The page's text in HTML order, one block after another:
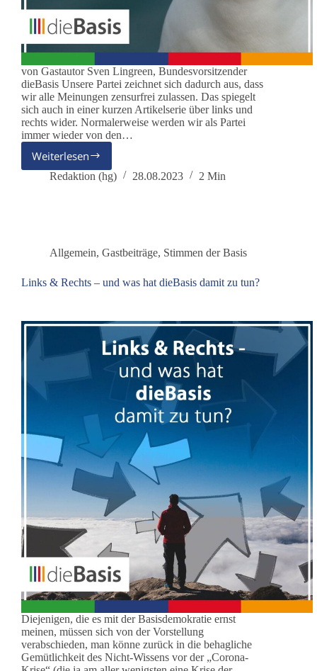
von Gastautor Sven Lingreen, Bundesvorsitzender
dieBasis Unsere Partei zeichnet sich dadurch aus, dass
wir alle Meinungen zensurfrei zulassen. Das spiegelt
sich auch in einer kurzen Artikelserie über links und
rechts wider. Normalerweise werden wir als Partei
immer wieder von den…
Weiterlesen
Links…
Rechts…
Redaktion (hg) 28.08.2023 2 Min
Allgemein, Gastbeiträge, Stimmen der Basis
Links & Rechts – und was hat dieBasis damit zu tun?
Diejenigen, die es mit der Basisdemokratie ernst
meinen, müssen sich von der Vorstellung
verabschieden, man könne zurück in die behagliche
Gemütlichkeit des Nicht-Wissens vor der „Corona-